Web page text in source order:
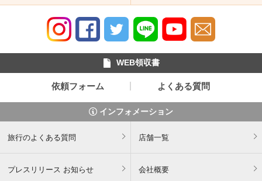
WEB領収書
依頼フォーム よくある質問
インフォメーション
旅行のよくある質問 店舗一覧
プレスリリース お知らせ 会社概要